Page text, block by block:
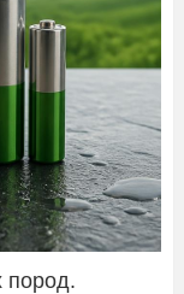
пород.